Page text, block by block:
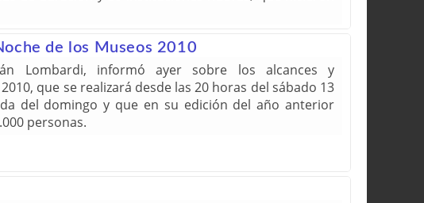
de los Museos 2010
Lombardi, informó ayer sobre los alcances y
que se realizará desde las 20 horas del sábado 13
del domingo y que en su edición del año anterior
personas.